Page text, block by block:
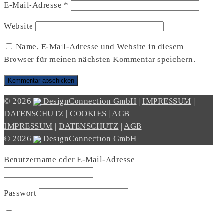
E-Mail-Adresse *
Website
Name, E-Mail-Adresse und Website in diesem
Browser für meinen nächsten Kommentar speichern.
© 2026 DesignConnection GmbH IMPRESSUM
DATENSCHUTZ
COOKIES
AGB
IMPRESSUM
DATENSCHUTZ
AGB
© 2026
DesignConnection GmbH
Benutzername oder E-Mail-Adresse
Passwort